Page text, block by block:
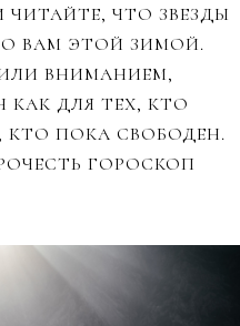
ЧТО ЗВЕЗДЫ
ВАМ ЭТОЙ ЗИМОЙ.
ВНИМАНИЕМ,
ДЛЯ ТЕХ, КТО
КТО ПОКА СВОБОДЕН.
ГОРОСКОП